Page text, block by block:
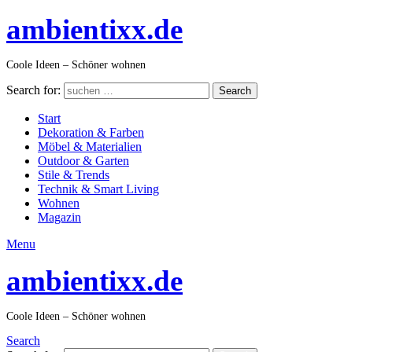
ambientixx.de
Coole Ideen – Schöner wohnen
Search for: Search
Start
Dekoration & Farben
Möbel & Materialien
Outdoor & Garten
Stile & Trends
Technik & Smart Living
Wohnen
Magazin
Menu
ambientixx.de
Coole Ideen – Schöner wohnen
Search